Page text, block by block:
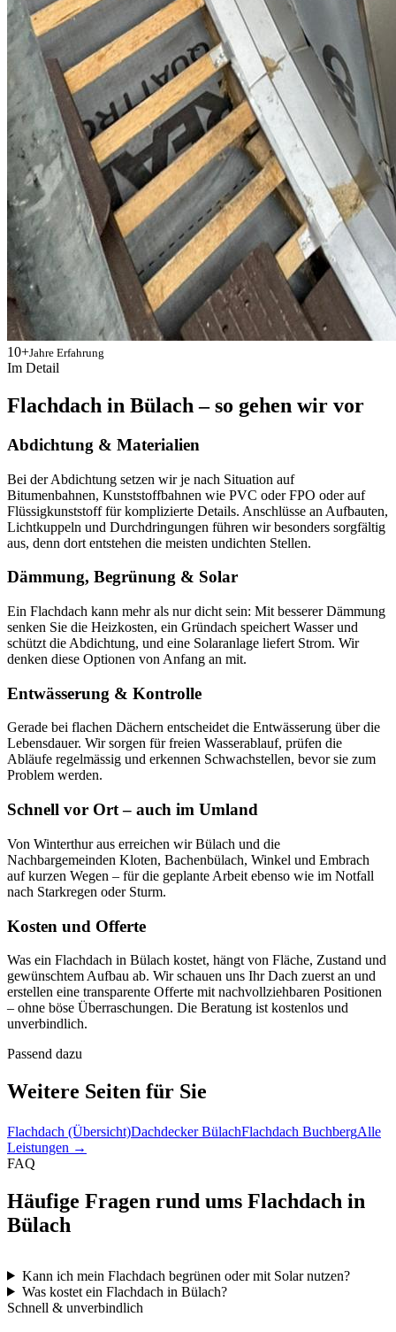
10+Jahre Erfahrung
Im Detail
Flachdach in Bülach – so gehen wir vor
Abdichtung & Materialien
Bei der Abdichtung setzen wir je nach Situation auf
Bitumenbahnen, Kunststoffbahnen wie PVC oder FPO oder auf
Flüssigkunststoff für komplizierte Details. Anschlüsse an Aufbauten,
Lichtkuppeln und Durchdringungen führen wir besonders sorgfältig
aus, denn dort entstehen die meisten undichten Stellen.
Dämmung, Begrünung & Solar
Ein Flachdach kann mehr als nur dicht sein: Mit besserer Dämmung
senken Sie die Heizkosten, ein Gründach speichert Wasser und
schützt die Abdichtung, und eine Solaranlage liefert Strom. Wir
denken diese Optionen von Anfang an mit.
Entwässerung & Kontrolle
Gerade bei flachen Dächern entscheidet die Entwässerung über die
Lebensdauer. Wir sorgen für freien Wasserablauf, prüfen die
Abläufe regelmässig und erkennen Schwachstellen, bevor sie zum
Problem werden.
Schnell vor Ort – auch im Umland
Von Winterthur aus erreichen wir Bülach und die
Nachbargemeinden Kloten, Bachenbülach, Winkel und Embrach
auf kurzen Wegen – für die geplante Arbeit ebenso wie im Notfall
nach Starkregen oder Sturm.
Kosten und Offerte
Was ein Flachdach in Bülach kostet, hängt von Fläche, Zustand und
gewünschtem Aufbau ab. Wir schauen uns Ihr Dach zuerst an und
erstellen eine transparente Offerte mit nachvollziehbaren Positionen
– ohne böse Überraschungen. Die Beratung ist kostenlos und
unverbindlich.
Passend dazu
Weitere Seiten für Sie
Flachdach (Übersicht)Dachdecker BülachFlachdach BuchbergAlle
Leistungen →
FAQ
Häufige Fragen rund ums Flachdach in
Bülach
Kann ich mein Flachdach begrünen oder mit Solar nutzen?
Was kostet ein Flachdach in Bülach?
Schnell & unverbindlich